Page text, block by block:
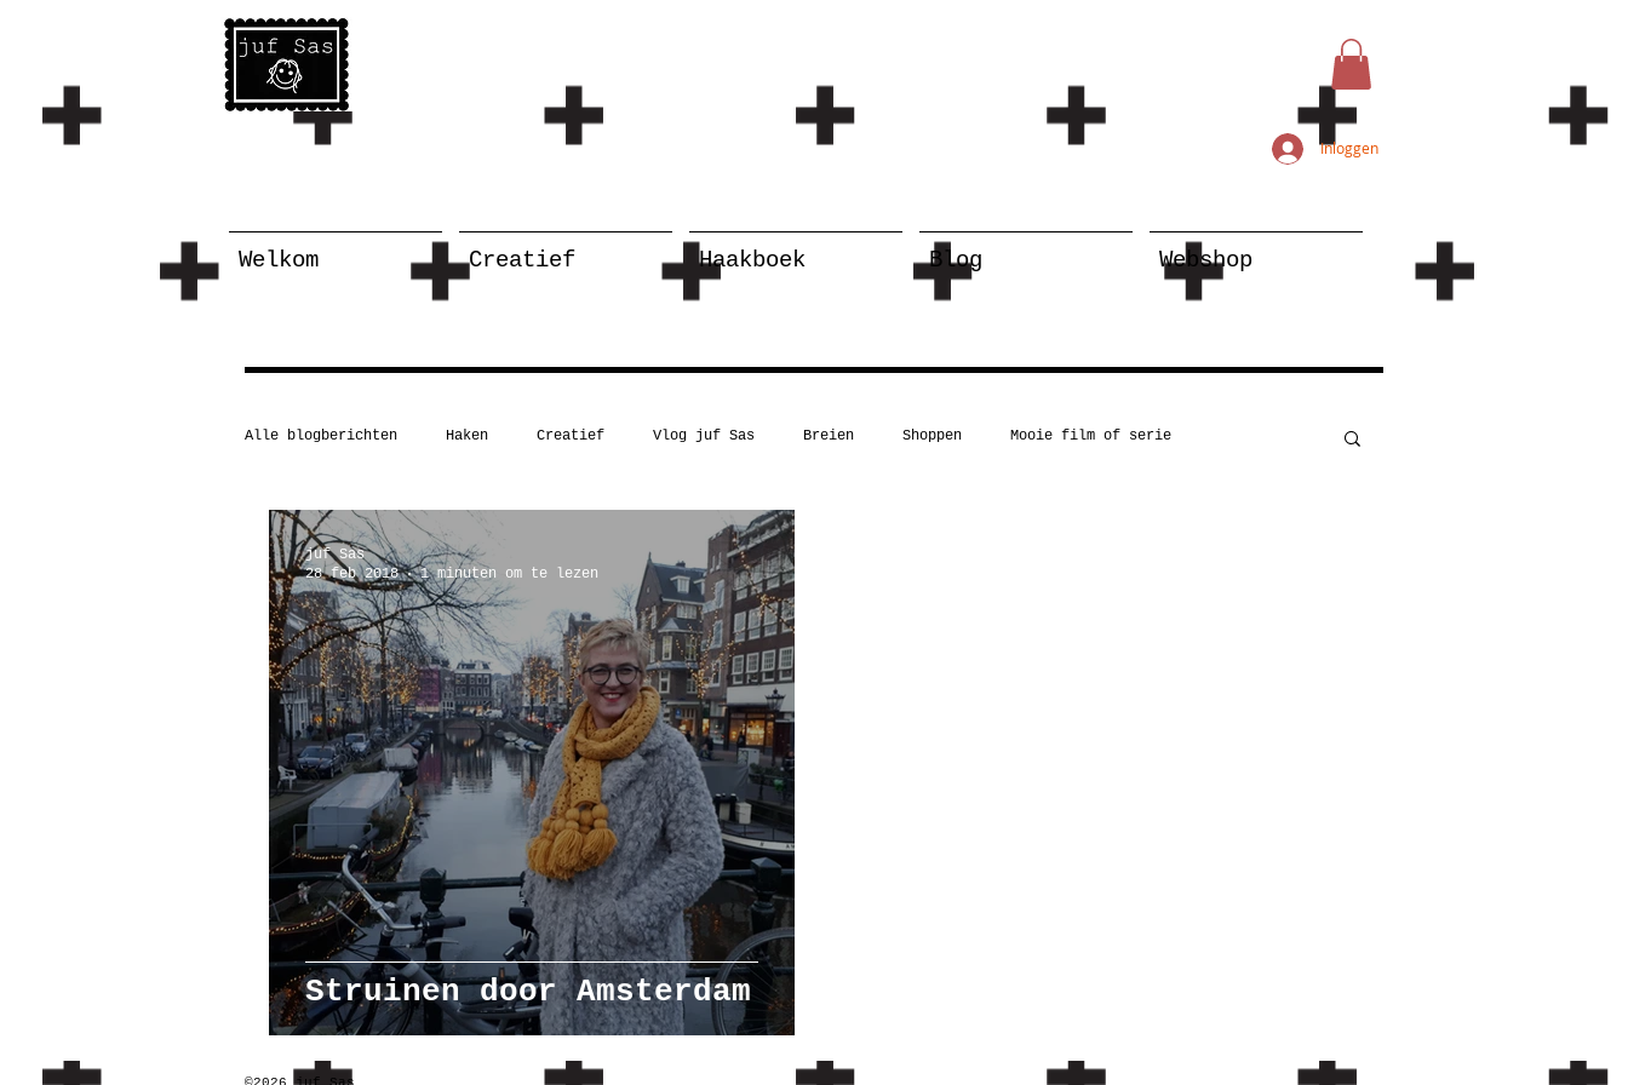
Inloggen
Welkom Creatief Haakboek Blog Webshop
Alle blogberichten Haken Creatief Vlog juf Sas Breien Shoppen Mooie film of serie
Schilderen/tekenen Boekentip Recept
Poppenhuis Reizen Armbanden workshop
Struinen door Amsterdam
juf Sas
28 feb 2018
1 minuten om te lezen